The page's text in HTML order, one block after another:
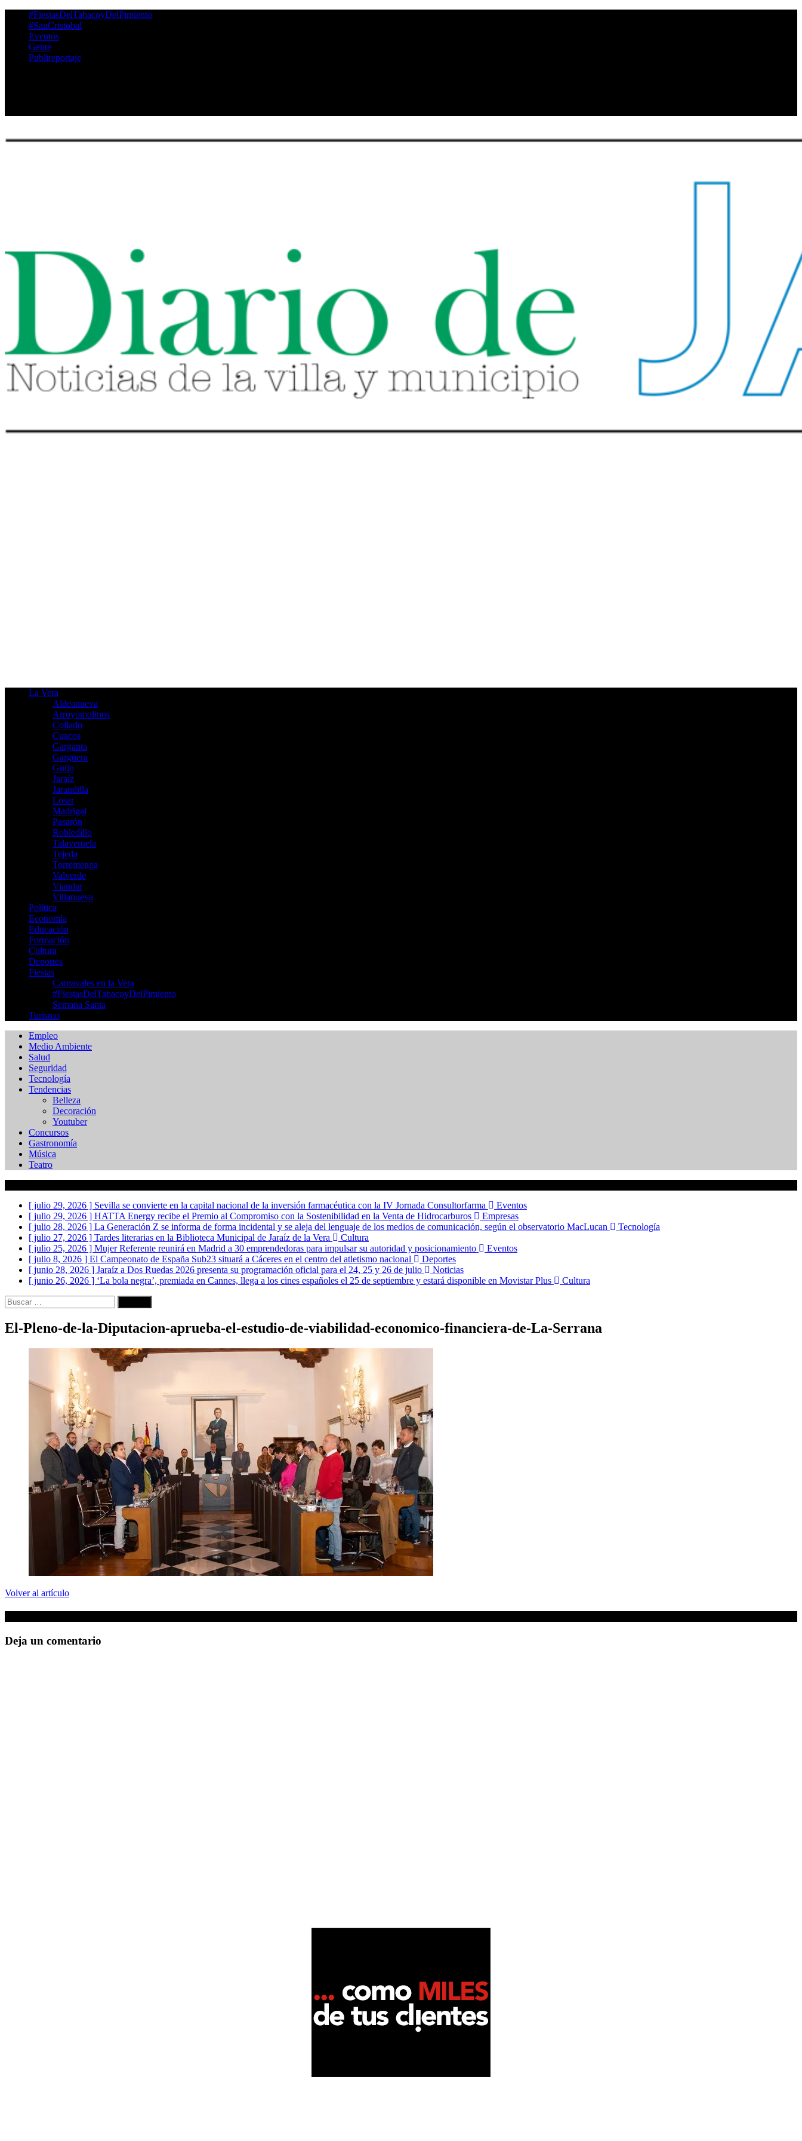
‪#‎FiestasDelTabacoyDelPimiento‬
#SanCristobal
Eventos
Gente
Publireportaje
La Vera
Aldeanueva
Arroyomolinos
Collado
Cuacos
Garganta
Gargüera
Guijo
Jaraíz
Jarandilla
Losar
Madrigal
Pasarón
Robledillo
Talaveruela
Tejeda
Torremenga
Valverde
Viandar
Villanueva
Política
Economía
Educación
Formación
Cultura
Deportes
Fiestas
Carnavales en la Vera
‪#‎FiestasDelTabacoyDelPimiento‬
Semana Santa
Turismo
Empleo
Medio Ambiente
Salud
Seguridad
Tecnología
Tendencias
Belleza
Decoración
Youtuber
Concursos
Gastronomía
Música
Teatro
[ julio 29, 2026 ] Sevilla se convierte en la capital nacional de la inversión farmacéutica con la IV Jornada Consultorfarma
Eventos
[ julio 29, 2026 ] HATTA Energy recibe el Premio al Compromiso con la Sostenibilidad en la Venta de Hidrocarburos
Empresas
[ julio 28, 2026 ] La Generación Z se informa de forma incidental y se aleja del lenguaje de los medios de comunicación, según el observatorio MacLucan
Tecnología
[ julio 27, 2026 ] Tardes literarias en la Biblioteca Municipal de Jaraíz de la Vera
Cultura
[ julio 25, 2026 ] Mujer Referente reunirá en Madrid a 30 emprendedoras para impulsar su autoridad y posicionamiento
Eventos
[ julio 8, 2026 ] El Campeonato de España Sub23 situará a Cáceres en el centro del atletismo nacional
Deportes
[ junio 28, 2026 ] Jaraíz a Dos Ruedas 2026 presenta su programación oficial para el 24, 25 y 26 de julio
Noticias
[ junio 26, 2026 ] ‘La bola negra’, premiada en Cannes, llega a los cines españoles el 25 de septiembre y estará disponible en Movistar Plus
Cultura
Buscar:
El-Pleno-de-la-Diputacion-aprueba-el-estudio-de-viabilidad-economico-financiera-de-La-Serrana
Volver al artículo
Deja un comentario